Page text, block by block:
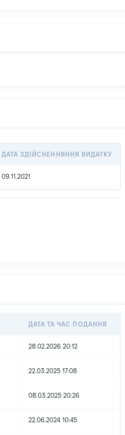
ДАТА ЗДІЙСНЕННЯННЯ ВИДАТКУ
09.11.2021
ДАТА ТА ЧАС ПОДАННЯ
28.02.2026 20:12
22.03.2025 17:08
08.03.2025 20:26
22.06.2024 10:45